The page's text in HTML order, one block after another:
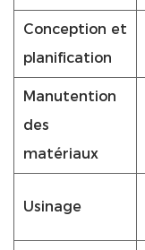
Conception et
planification
Manutention
des
matériaux
Usinage